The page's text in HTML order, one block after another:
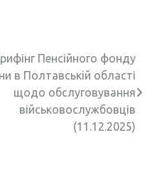
Пенсійного фонду
в Полтавській області
щодо обслуговування
військовослужбовців
(11.12.2025)